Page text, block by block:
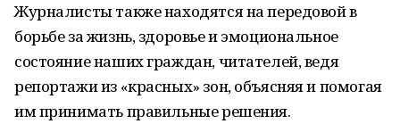
Журналисты также находятся на передовой в
борьбе за жизнь, здоровье и эмоциональное
состояние наших граждан, читателей, ведя
репортажи из «красных» зон, объясняя и помогая
им принимать правильные решения.